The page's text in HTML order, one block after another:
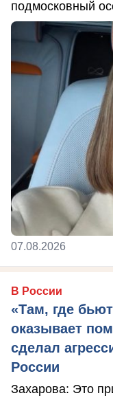
подмосковный
07.08.2026
В России
«Там, где
оказывает
сделал
России
Захарова: Это